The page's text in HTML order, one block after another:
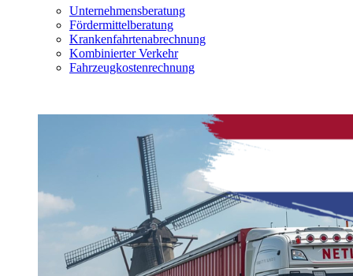
Unternehmensberatung
Fördermittelberatung
Krankenfahrtenabrechnung
Kombinierter Verkehr
Fahrzeugkostenrechnung